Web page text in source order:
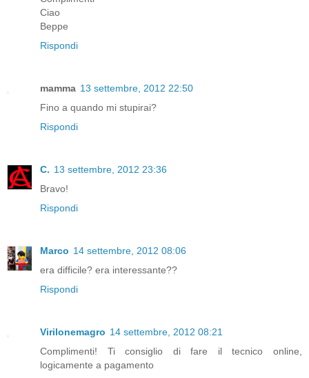
Ciao
Beppe
Rispondi
mamma 13 settembre, 2012 22:50
Fino a quando mi stupirai?
Rispondi
C. 13 settembre, 2012 23:36
Bravo!
Rispondi
Marco 14 settembre, 2012 08:06
era difficile? era interessante??
Rispondi
Virilonemagro 14 settembre, 2012 08:21
Complimenti! Ti consiglio di fare il tecnico online,
logicamente a pagamento